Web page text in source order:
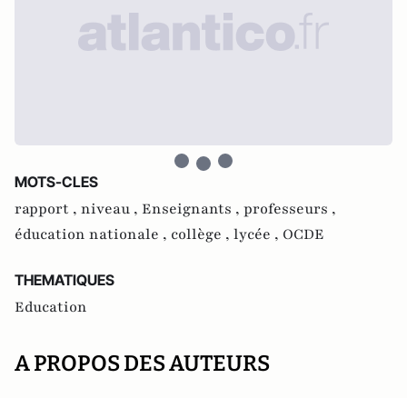
MOTS-CLES
rapport , niveau , Enseignants , professeurs ,
éducation nationale , collège , lycée , OCDE
THEMATIQUES
Education
A PROPOS DES AUTEURS